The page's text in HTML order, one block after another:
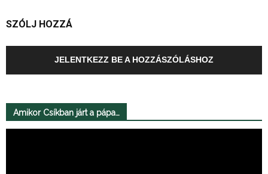
SZÓLJ HOZZÁ
JELENTKEZZ BE A HOZZÁSZÓLÁSHOZ
Amikor Csíkban járt a pápa…